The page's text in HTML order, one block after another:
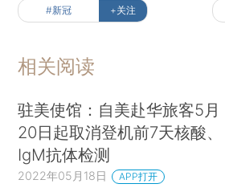
#新冠 +关注
相关阅读
驻美使馆：自美赴华旅客5月
20日起取消登机前7天核酸、
IgM抗体检测
2022年05月18日 APP打开